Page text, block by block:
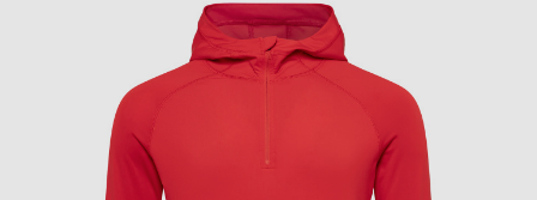
Bildergalerie
springen
Bildergalerie
springen